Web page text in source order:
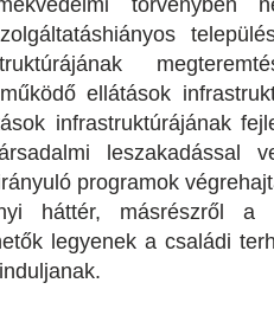
ellátások
infrastruktúrájának
leszakadással
programok
háttér, másrészről a
legyenek a családi